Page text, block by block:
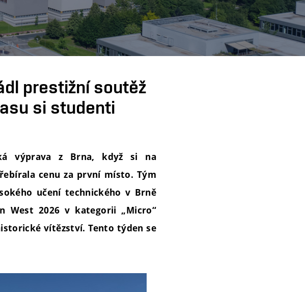
prestižní soutěž
si studenti
výprava z Brna, když si na
cenu za první místo. Tým
učení technického v Brně
West 2026 v kategorii „Micro“
vítězství. Tento týden se